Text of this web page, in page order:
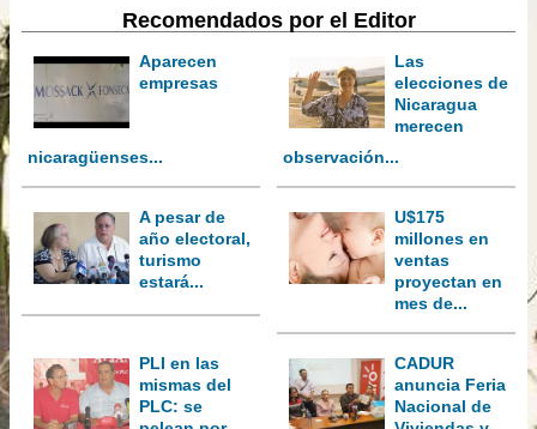
Recomendados por el Editor
Aparecen
empresas
nicaragüenses...
Las
elecciones de
Nicaragua
merecen
observación...
A pesar de
año electoral,
turismo
estará...
U$175
millones en
ventas
proyectan en
mes de...
PLI en las
mismas del
PLC: se
CADUR
anuncia Feria
Nacional de